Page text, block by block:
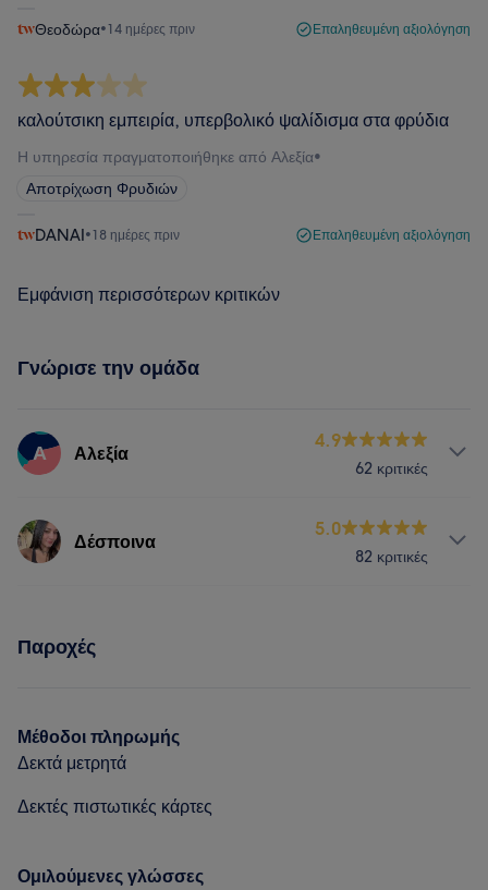
Θεοδώρα•14 ημέρες πριν Επαληθευμένη αξιολόγηση
καλούτσικη εμπειρία, υπερβολικό ψαλίδισμα στα φρύδια
Η υπηρεσία πραγματοποιήθηκε από Αλεξία•
Αποτρίχωση Φρυδιών
DANAI•18 ημέρες πριν Επαληθευμένη αξιολόγηση
Εμφάνιση περισσότερων κριτικών
Γνώρισε την ομάδα
Α Αλεξία
4.9
62 κριτικές
Υπηρεσίες
Δέσποινα
5.0
82 κριτικές
Νύχια
Τι λένε οι πελάτες μας για Δέσποινα
Παροχές
Μέθοδοι πληρωμής
Δεκτά μετρητά
Δεκτές πιστωτικές κάρτες
Ομιλούμενες γλώσσες